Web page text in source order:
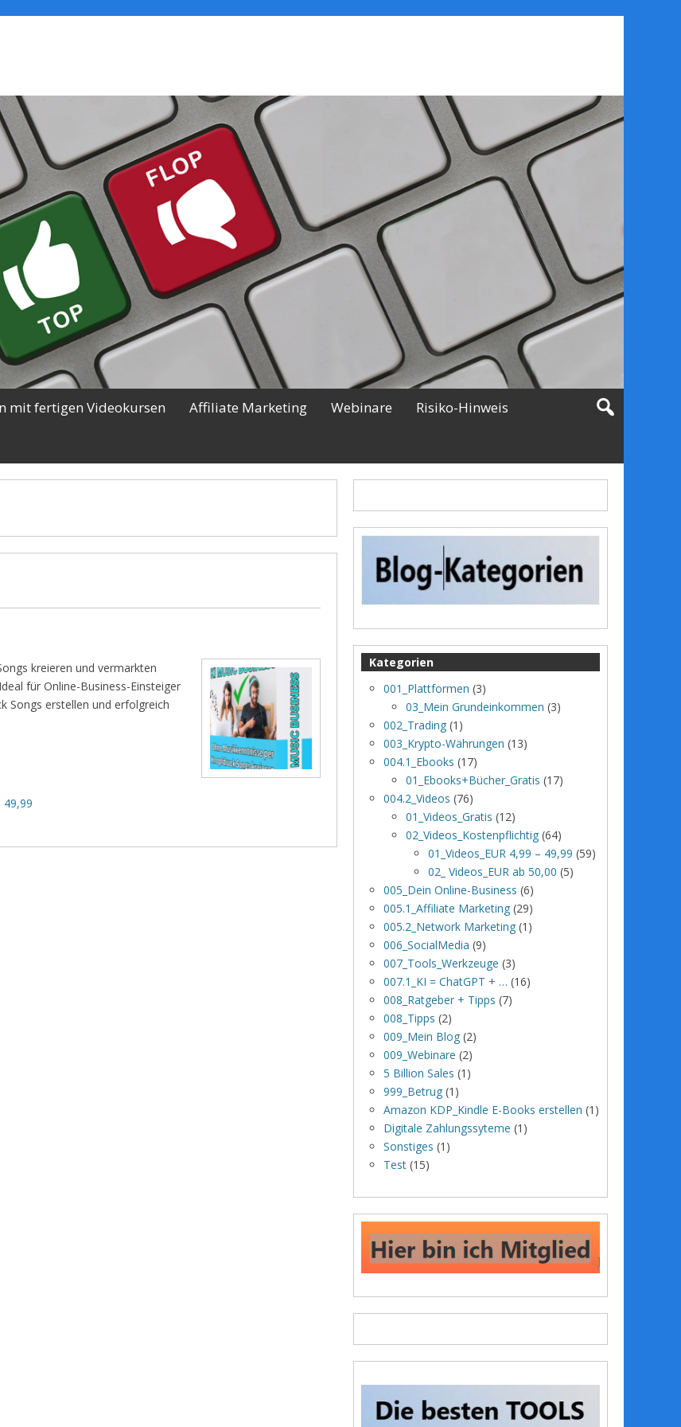
mit fertigen Videokursen Affiliate Marketing Webinare Risiko-Hinweis
kreieren und vermarkten
für Online-Business-Einsteiger
Songs erstellen und erfolgreich
49,99
Kategorien
001_Plattformen (3)
03_Mein Grundeinkommen (3)
002_Trading (1)
003_Krypto-Währungen (13)
004.1_Ebooks (17)
01_Ebooks+Bücher_Gratis (17)
004.2_Videos (76)
01_Videos_Gratis (12)
02_Videos_Kostenpflichtig (64)
01_Videos_EUR 4,99 – 49,99 (59)
02_ Videos_EUR ab 50,00 (5)
005_Dein Online-Business (6)
005.1_Affiliate Marketing (29)
005.2_Network Marketing (1)
006_SocialMedia (9)
007_Tools_Werkzeuge (3)
007.1_KI = ChatGPT + … (16)
008_Ratgeber + Tipps (7)
008_Tipps (2)
009_Mein Blog (2)
009_Webinare (2)
5 Billion Sales (1)
999_Betrug (1)
Amazon KDP_Kindle E-Books erstellen (1)
Digitale Zahlungssyteme (1)
Sonstiges (1)
Test (15)